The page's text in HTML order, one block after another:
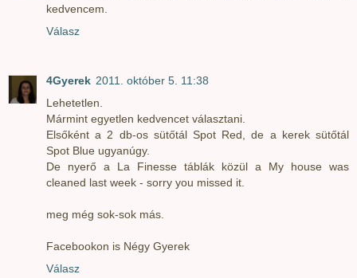
kedvencem.
Válasz
4Gyerek 2011. október 5. 11:38
Lehetetlen.
Mármint egyetlen kedvencet választani.
Elsőként a 2 db-os sütőtál Spot Red, de a kerek sütőtál
Spot Blue ugyanúgy.
De nyerő a La Finesse táblák közül a My house was
cleaned last week - sorry you missed it.
meg még sok-sok más.
Facebookon is Négy Gyerek
Válasz